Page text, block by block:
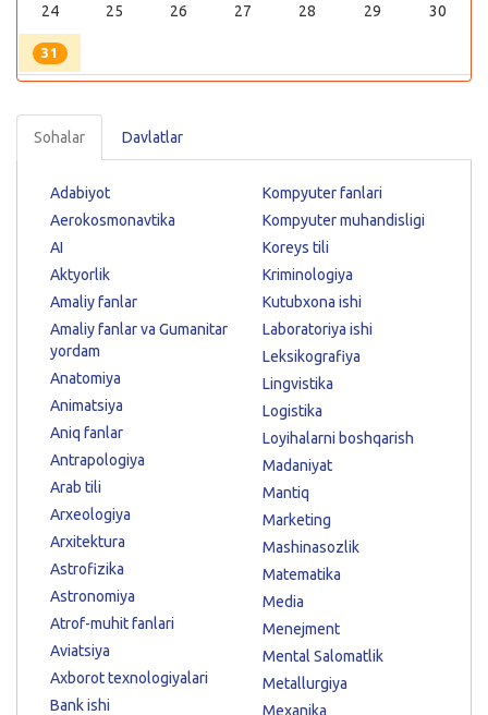
24 25 26 27 28 29 30
31
Sohalar Davlatlar
Adabiyot
Aerokosmonavtika
AI
Aktyorlik
Amaliy fanlar
Amaliy fanlar va Gumanitar
yordam
Anatomiya
Animatsiya
Aniq fanlar
Antrapologiya
Arab tili
Arxeologiya
Arxitektura
Astrofizika
Astronomiya
Atrof-muhit fanlari
Aviatsiya
Axborot texnologiyalari
Bank ishi
Kompyuter fanlari
Kompyuter muhandisligi
Koreys tili
Kriminologiya
Kutubxona ishi
Laboratoriya ishi
Leksikografiya
Lingvistika
Logistika
Loyihalarni boshqarish
Madaniyat
Mantiq
Marketing
Mashinasozlik
Matematika
Media
Menejment
Mental Salomatlik
Metallurgiya
Mexanika